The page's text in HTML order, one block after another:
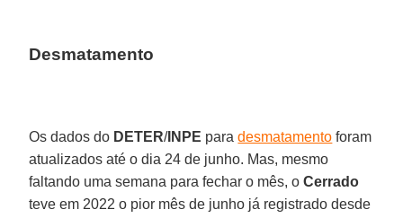
Desmatamento
Os dados do DETER/INPE paradesmatamento foram
atualizados até o dia 24 de junho. Mas, mesmo
faltando uma semana para fechar o mês, oCerrado
teve em 2022 o pior mês de junho já registrado desde